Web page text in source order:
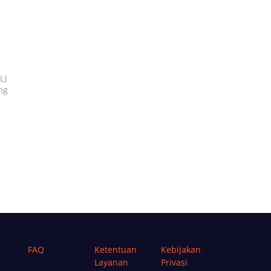
FAQ
Ketentuan
Layanan
Kebijakan
Privasi